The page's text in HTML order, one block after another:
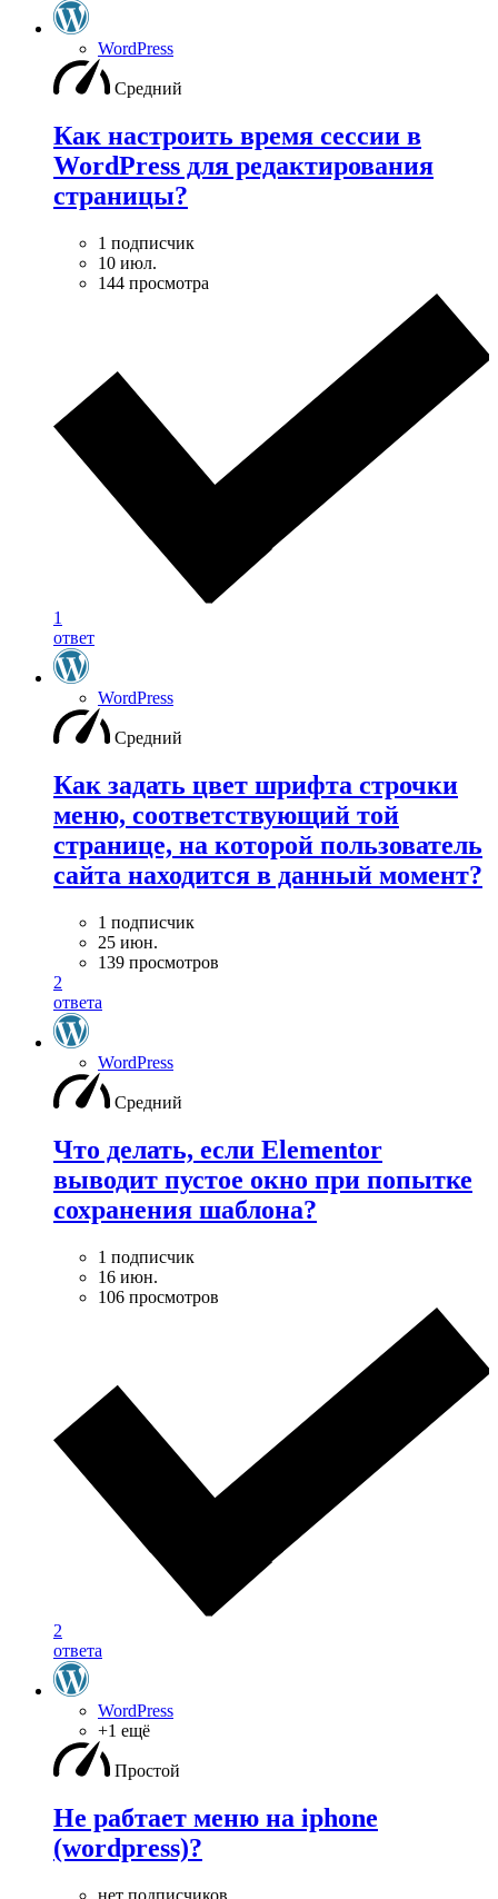
WordPress
Средний
Как настроить время сессии в
WordPress для редактирования
страницы?
1 подписчик
10 июл.
144 просмотра
1
ответ
WordPress
Средний
Как задать цвет шрифта строчки
меню, соответствующий той
странице, на которой пользователь
сайта находится в данный момент?
1 подписчик
25 июн.
139 просмотров
2
ответа
WordPress
Средний
Что делать, если Elementor
выводит пустое окно при попытке
сохранения шаблона?
1 подписчик
16 июн.
106 просмотров
2
ответа
WordPress
+1 ещё
Простой
Не рабтает меню на iphone
(wordpress)?